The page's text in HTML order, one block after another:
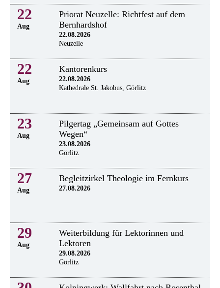
22
Aug
Priorat Neuzelle: Richtfest auf dem
Bernhardshof
22.08.2026
Neuzelle
22
Aug
Kantorenkurs
22.08.2026
Kathedrale St. Jakobus, Görlitz
23
Aug
Pilgertag „Gemeinsam auf Gottes
Wegen“
23.08.2026
Görlitz
27
Aug
Begleitzirkel Theologie im Fernkurs
27.08.2026
29
Aug
Weiterbildung für Lektorinnen und
Lektoren
29.08.2026
Görlitz